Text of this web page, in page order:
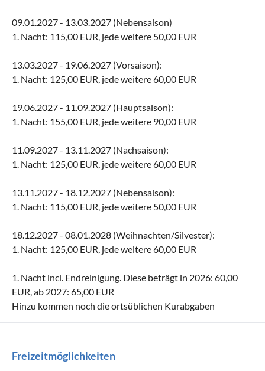
09.01.2027 - 13.03.2027 (Nebensaison)
1. Nacht: 115,00 EUR, jede weitere 50,00 EUR
13.03.2027 - 19.06.2027 (Vorsaison):
1. Nacht: 125,00 EUR, jede weitere 60,00 EUR
19.06.2027 - 11.09.2027 (Hauptsaison):
1. Nacht: 155,00 EUR, jede weitere 90,00 EUR
11.09.2027 - 13.11.2027 (Nachsaison):
1. Nacht: 125,00 EUR, jede weitere 60,00 EUR
13.11.2027 - 18.12.2027 (Nebensaison):
1. Nacht: 115,00 EUR, jede weitere 50,00 EUR
18.12.2027 - 08.01.2028 (Weihnachten/Silvester):
1. Nacht: 125,00 EUR, jede weitere 60,00 EUR
1. Nacht incl. Endreinigung. Diese beträgt in 2026: 60,00
EUR, ab 2027: 65,00 EUR
Hinzu kommen noch die ortsüblichen Kurabgaben
Freizeitmöglichkeiten